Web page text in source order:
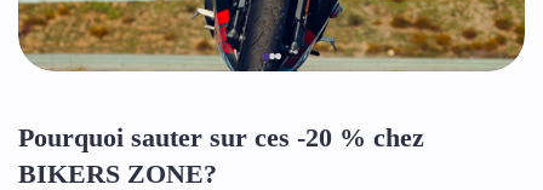
Pourquoi sauter sur ces -20 % chez
BIKERS ZONE?